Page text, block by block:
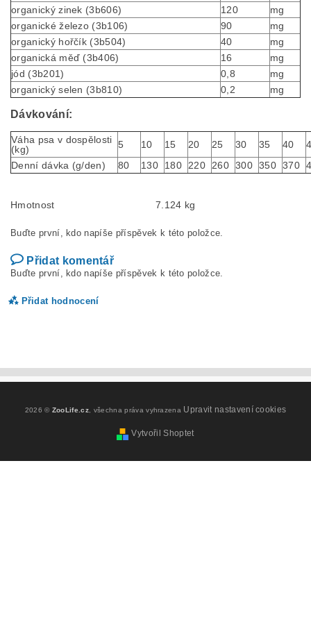
organický zinek (3b606)
120
mg
organické železo (3b106)
90
mg
organický hořčík (3b504)
40
mg
organická měď (3b406)
16
mg
jód (3b201)
0,8
mg
organický selen (3b810)
0,2 mg
Dávkování:
Váha psa v dospělosti
(kg)
5 10 15 20 25 30 35 40
Denní dávka (g/den)
80 130 180 220 260 300 350 370
Hmotnost 7.124 kg
Buďte první, kdo napíše příspěvek k této položce.
Přidat komentář
Buďte první, kdo napíše příspěvek k této položce.
Přidat hodnocení
2026 © ZooLife.cz , všechna práva vyhrazena Upravit nastavení cookies
Vytvořil Shoptet